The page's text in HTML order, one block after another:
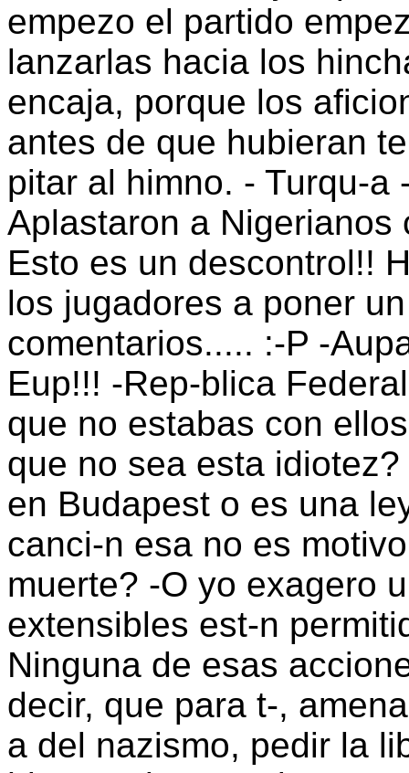
empezo el partido
lanzarlas hacia los
encaja, porque los
antes de que hubieran
pitar al himno. - Turqu-a
Aplastaron a
Esto es un descontrol!!
los jugadores a poner
comentarios..... :-P -
Eup!!! -Rep-blica
que no estabas con
que no sea esta
en Budapest o es una
canci-n esa no es
muerte? -O yo exagero
extensibles est-n
Ninguna de esas
decir, que para t-,
a del nazismo, pedir la